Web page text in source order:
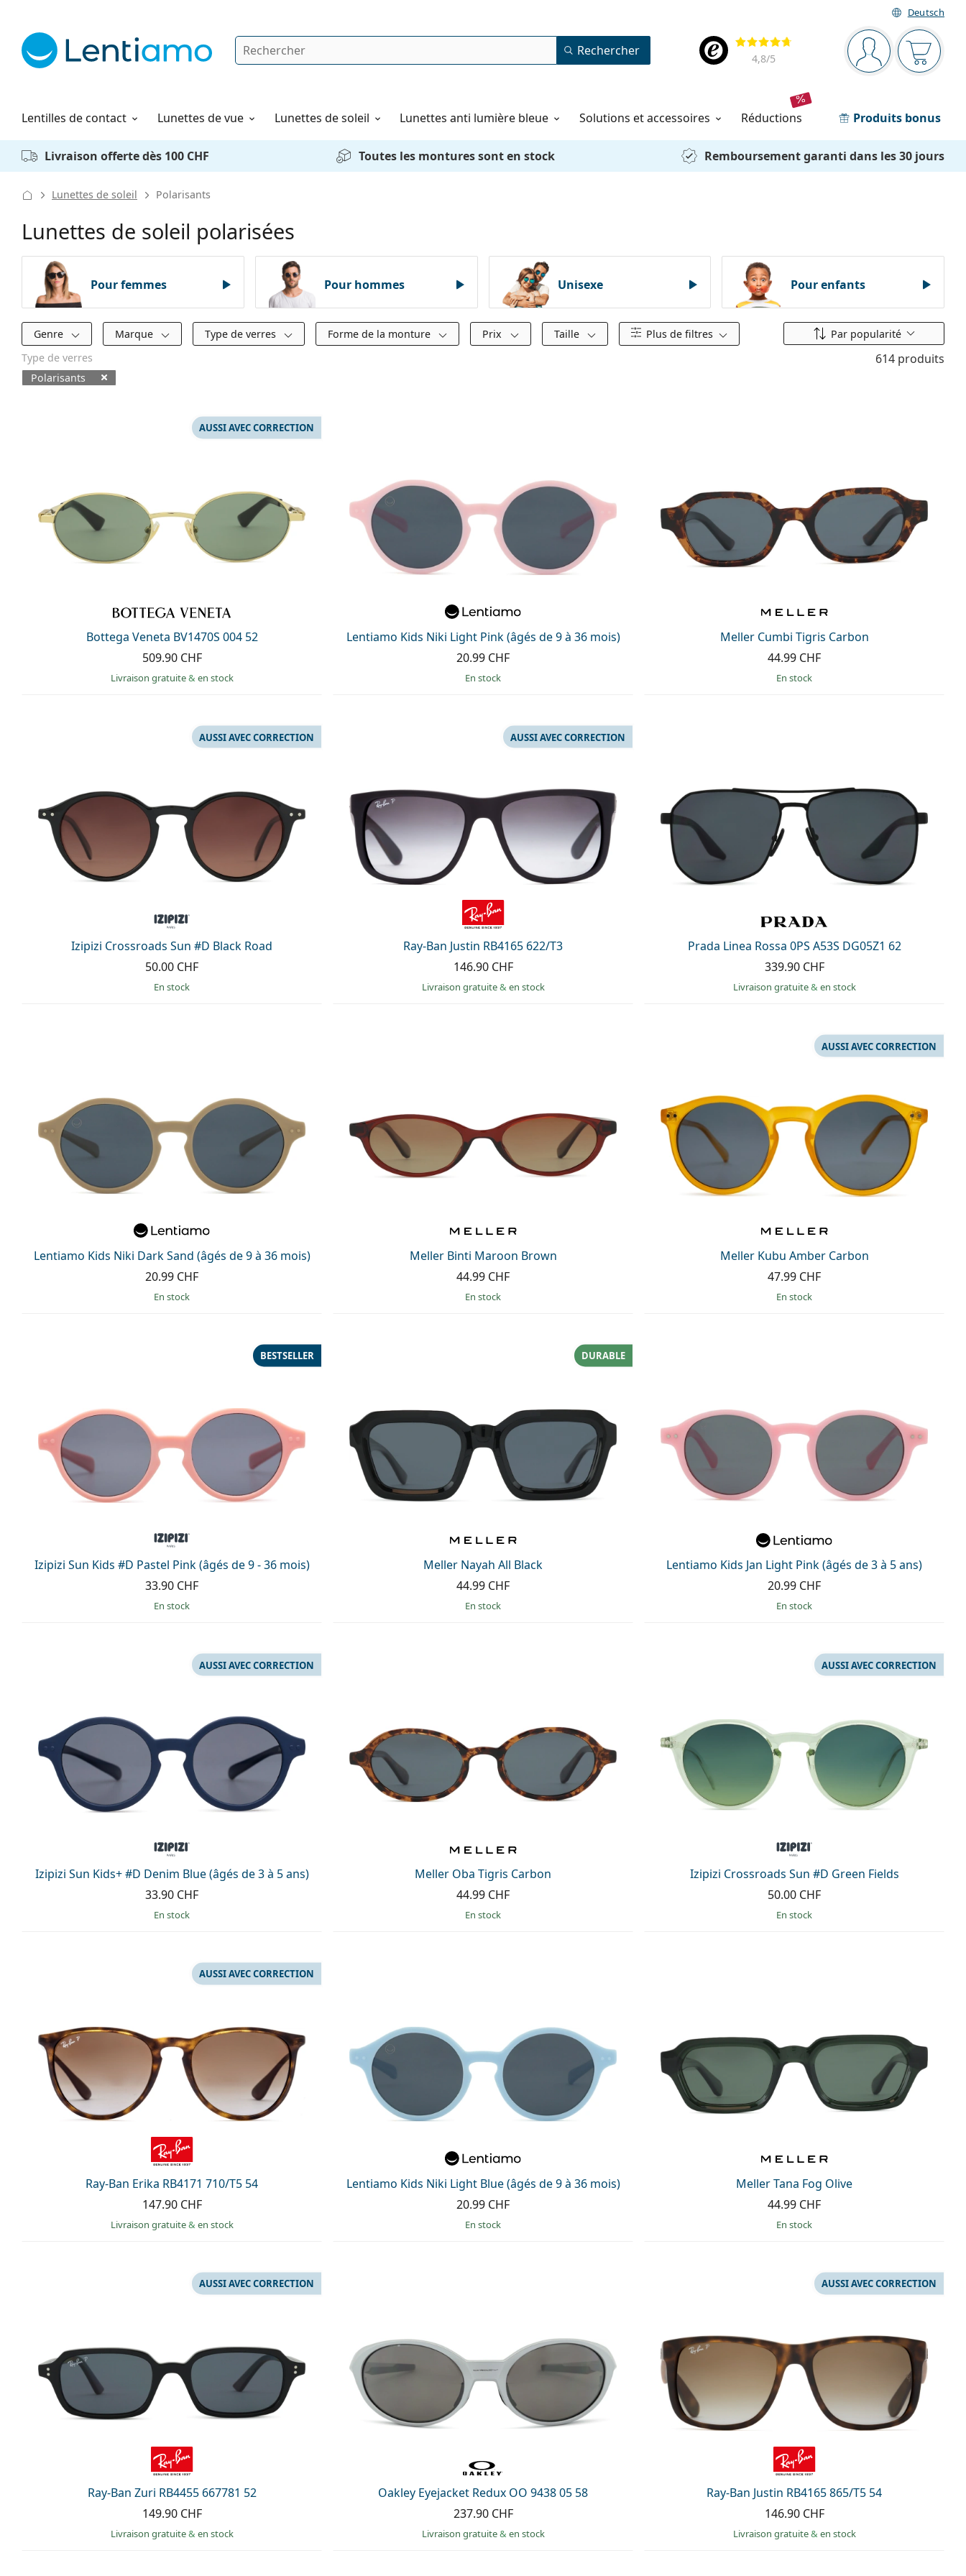
Deutsch
Barre de navigation
Vous êtesVotre
Évaluation
4,8/5
Rechercher Rechercher
Lentilles de contact
Produits d'entretien Lunettes de vue Lunettes de soleil Lunettes anti lumière bleue Solutions et accessoires réductions Produits bonus
Comment commander
Livraison offerte dès 100 CHF Toutes les montures sont en stock Remboursement garanti dans les 30 jours
Lunettes de soleil Polarisants
Lunettes de soleil polarisées
Pour femmes Pour hommes Unisexe Pour enfants
Filtres
Genre Marque Type de verres Forme de la monture Prix Taille Plus de filtres Classer par
Par popularité
Type de verres
Polarisants
614 produits
Produits disponibles
Bottega Veneta BV1470S 004 52
AUSSI AVEC CORRECTION
509.90 CHF
Livraison gratuite& en stock
Lentiamo Kids Niki Light Pink (âgés de 9 à 36 mois)
20.99 CHF
en stock
Meller Cumbi Tigris Carbon
44.99 CHF
en stock
Izipizi Crossroads Sun #D Black Road
AUSSI AVEC CORRECTION
50.00 CHF
en stock
Ray-Ban Justin RB4165 622/T3
AUSSI AVEC CORRECTION
146.90 CHF
Livraison gratuite& en stock
Prada Linea Rossa 0PS A53S DG05Z1 62
339.90 CHF
Livraison gratuite& en stock
Lentiamo Kids Niki Dark Sand (âgés de 9 à 36 mois)
20.99 CHF
en stock
Meller Binti Maroon Brown
44.99 CHF
en stock
Meller Kubu Amber Carbon
AUSSI AVEC CORRECTION
47.99 CHF
en stock
Izipizi Sun Kids #D Pastel Pink (âgés de 9 - 36 mois)
BESTSELLER
33.90 CHF
en stock
Meller Nayah All Black
DURABLE
44.99 CHF
en stock
Lentiamo Kids Jan Light Pink (âgés de 3 à 5 ans)
20.99 CHF
en stock
Izipizi Sun Kids+ #D Denim Blue (âgés de 3 à 5 ans)
AUSSI AVEC CORRECTION
33.90 CHF
en stock
Meller Oba Tigris Carbon
44.99 CHF
en stock
Izipizi Crossroads Sun #D Green Fields
AUSSI AVEC CORRECTION
50.00 CHF
en stock
Ray-Ban Erika RB4171 710/T5 54
AUSSI AVEC CORRECTION
147.90 CHF
Livraison gratuite& en stock
Lentiamo Kids Niki Light Blue (âgés de 9 à 36 mois)
20.99 CHF
en stock
Meller Tana Fog Olive
44.99 CHF
en stock
Ray-Ban Zuri RB4455 667781 52
AUSSI AVEC CORRECTION
149.90 CHF
Livraison gratuite& en stock
Oakley Eyejacket Redux OO 9438 05 58
237.90 CHF
Livraison gratuite& en stock
Ray-Ban Justin RB4165 865/T5 54
AUSSI AVEC CORRECTION
146.90 CHF
Livraison gratuite& en stock